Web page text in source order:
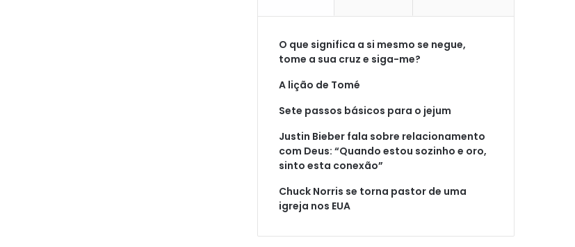
O que significa a si mesmo se negue,
tome a sua cruz e siga-me?
A lição de Tomé
Sete passos básicos para o jejum
Justin Bieber fala sobre relacionamento
com Deus: “Quando estou sozinho e oro,
sinto esta conexão”
Chuck Norris se torna pastor de uma
igreja nos EUA